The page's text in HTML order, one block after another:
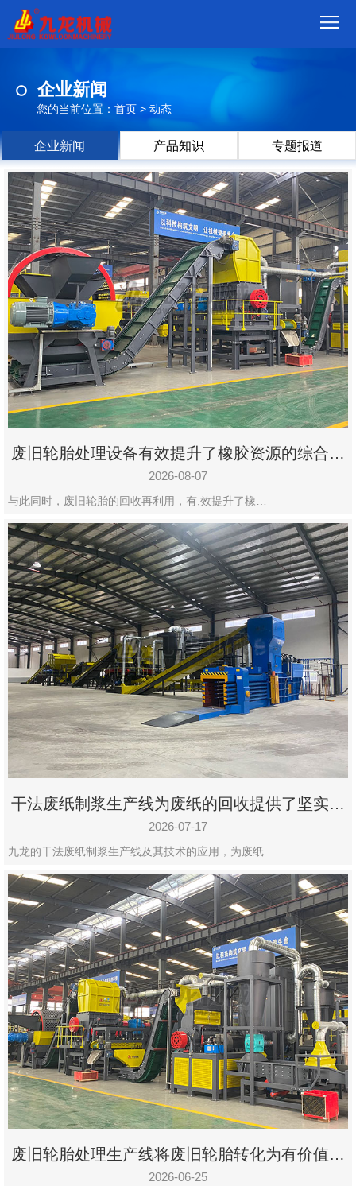
品
视
频
现
场
方
案
动
态
联
系
郑
州
市
九
设
有
限
公
司
豫
ICP
备
19020390
号-1
企业新闻
您的当前位置： 首页 > 动态
企业新闻 产品知识 专题报道
废旧轮胎处理设备有效提升了橡胶资源的综合利
用率
2026-08-07
与此同时，废旧轮胎的回收再利用，有,效提升了橡…
干法废纸制浆生产线为废纸的回收提供了坚实的
保障
2026-07-17
九龙的干法废纸制浆生产线及其技术的应用，为废纸…
废旧轮胎处理生产线将废旧轮胎转化为有价值的
资源
2026-06-25